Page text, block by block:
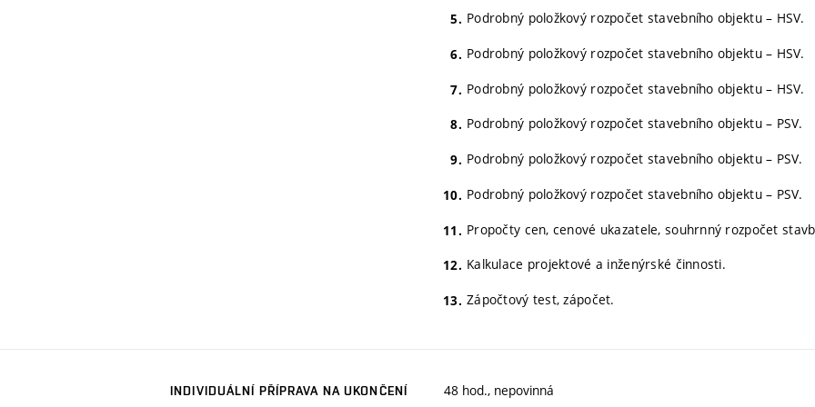
Podrobný položkový rozpočet stavebního objektu – HSV.
Podrobný položkový rozpočet stavebního objektu – HSV.
Podrobný položkový rozpočet stavebního objektu – HSV.
Podrobný položkový rozpočet stavebního objektu – PSV.
Podrobný položkový rozpočet stavebního objektu – PSV.
Podrobný položkový rozpočet stavebního objektu – PSV.
Propočty cen, cenové ukazatele, souhrnný rozpočet
Kalkulace projektové a inženýrské činnosti.
Zápočtový test, zápočet.
INDIVIDUÁLNÍ PŘÍPRAVA NA UKONČENÍ 48 hod., nepovinná